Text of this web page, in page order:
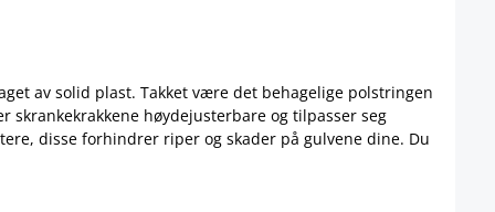
av solid plast. Takket være det behagelige polstringen
høydejusterbare og tilpasser seg
disse forhindrer riper og skader på gulvene dine. Du